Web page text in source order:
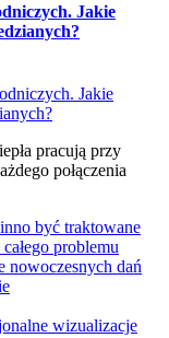
Jakie
pracują przy
połączenia
być traktowane
problemu
nowoczesnych dań
wizualizacje